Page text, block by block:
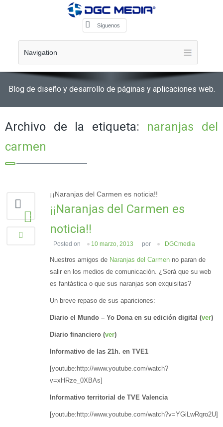
Síguenos
Navigation
Blog de diseño y desarrollo de páginas y aplicaciones web.
Archivo de la etiqueta: naranjas del
carmen
1
¡¡Naranjas del Carmen es noticia!!
¡¡Naranjas del Carmen es
noticia!!
Posted on 10 marzo, 2013 por DGCmedia
Nuestros amigos de Naranjas del Carmen no paran de
salir en los medios de comunicación. ¿Será que su web
es fantástica o que sus naranjas son exquisitas?
Un breve repaso de sus apariciones:
Diario el Mundo – Yo Dona en su edición digital (ver)
Diario financiero (ver)
Informativo de las 21h. en TVE1
[youtube:http://www.youtube.com/watch?
v=xHRze_0XBAs]
Informativo territorial de TVE Valencia
[youtube:http://www.youtube.com/watch?v=YGiLwRqro2U]